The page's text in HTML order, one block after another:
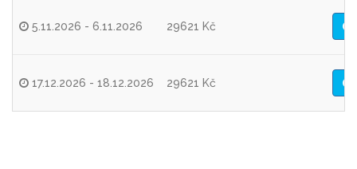
5.11.2026 - 6.11.2026 29621 Kč
17.12.2026 - 18.12.2026 29621 Kč